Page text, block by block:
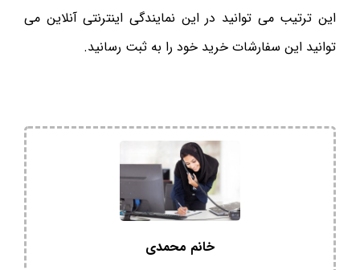
این ترتیب می توانید در این نمایندگی اینترنتی آنلاین می
توانید این سفارشات خرید خود را به ثبت رسانید.
خانم محمدی